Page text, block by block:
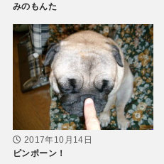
みのもんた
2017年10月14日
ピンポーン！